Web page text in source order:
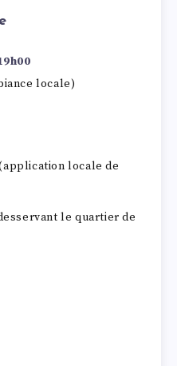
locale)
locale de
le quartier de